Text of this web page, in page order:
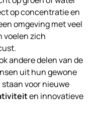
op concentratie en
omgeving met veel
voelen zich
andere delen van de
uit hun gewone
voor nieuwe
en innovatieve